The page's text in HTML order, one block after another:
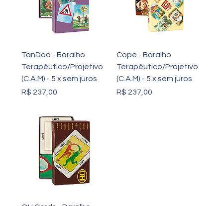
TanDoo - Baralho
Terapêutico/Projetivo
(C.A.M) - 5 x sem juros
Preço
R$ 237,00
Cope - Baralho
Terapêutico/Projetivo
(C.A.M) - 5 x sem juros
Preço
R$ 237,00